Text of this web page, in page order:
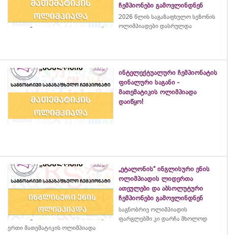
ჩემპიონები გამოვლინდნენ
2026 წლის საგაზაფხულო სეზონის
ოლიმპიადები დასრულდა
ინტელექტუალური ჩემპიონატის
ფინალური საგანი -
მათემატიკის ოლიმპიადა
დაიწყო!
„ეტალონის“ ინგლისური ენის
ოლიმპიადის ლიდერთა
ათეულები და აბსოლუტური
ჩემპიონები გამოვლინდნენ
საგნობრივ ოლიმპიადის
ფარგლებში კი დარჩა მხოლოდ
ერთი მათემატიკის ოლიმპიადა